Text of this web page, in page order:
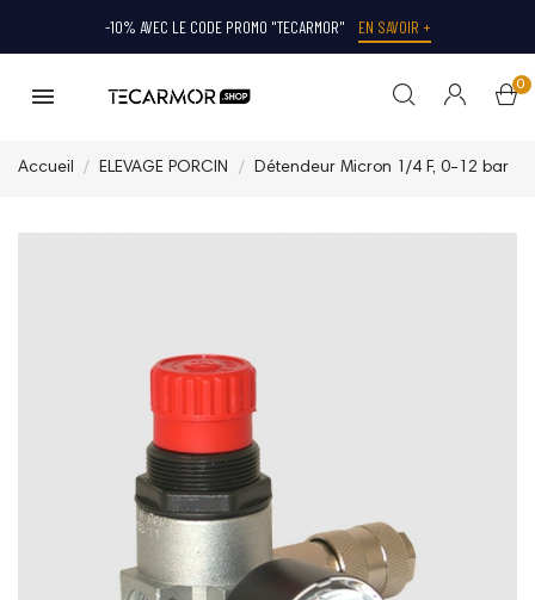
-10% AVEC LE CODE PROMO "TECARMOR" EN SAVOIR +
0
Accueil ELEVAGE PORCIN Détendeur Micron 1/4 F, 0-12 bar